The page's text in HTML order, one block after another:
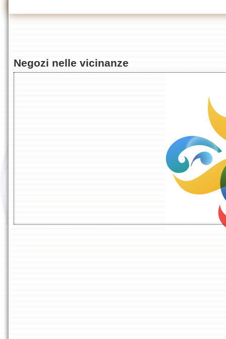
Negozi nelle vicinanze